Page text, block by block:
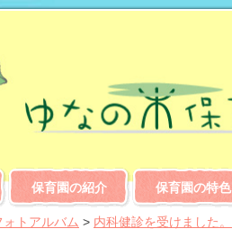
保育園の紹介 保育園の特色
ォトアルバム > 内科健診を受けました。